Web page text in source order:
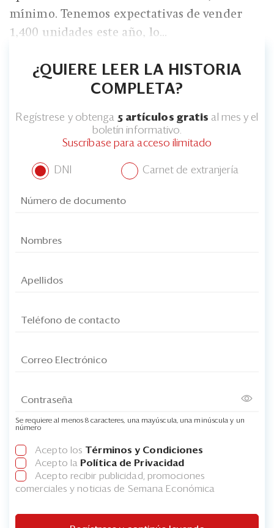
mínimo. Tenemos expectativas de vender
1,400 unidades este año, lo...
¿QUIERE LEER LA HISTORIA
COMPLETA?
Regístrese y obtenga 5 artículos gratis al mes y el
boletín informativo.
Suscríbase para acceso ilimitado
DNI Carnet de extranjería
Se requiere al menos 8 caracteres, una mayúscula, una minúscula y un
número
Acepto los Términos y Condiciones
Acepto la Política de Privacidad
Acepto recibir publicidad, promociones
comerciales y noticias de Semana Económica